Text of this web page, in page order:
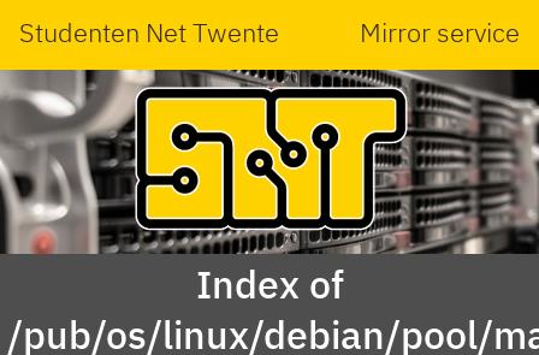
Studenten Net Twente Mirror service
Index of
/pub/os/linux/debian/pool/